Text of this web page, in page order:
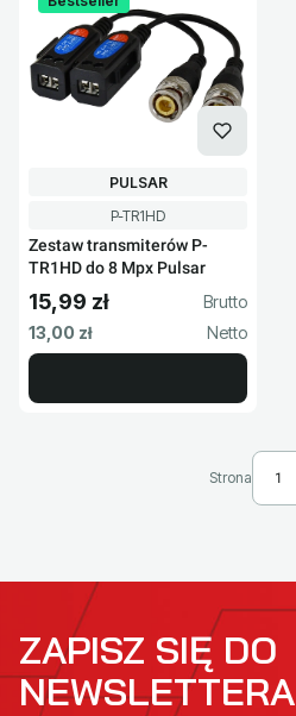
Kod produktu
P-TR1HD
Zestaw transmiterów P-
TR1HD do 8 Mpx Pulsar
PRODUCENT
PULSAR
Cena brutto
15,99 zł
Cena netto
13,00 zł
Strona
ZAPISZ SIĘ DO
NEWSLETTERA